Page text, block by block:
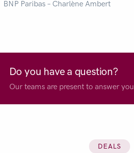
BNP Paribas – Charlène Ambert
Do you have a question?
Our teams are present to answer you
DEALS